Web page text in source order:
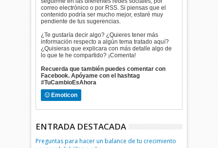
correo electrónico o por RSS. Si piensas que el
contenido podría ser mucho mejor, estaré muy
pendiente de tus sugerencias.
¿Te gustaría decir algo? ¿Quieres tener más
información respecto a algún tema tratado aquí?
¿Quisieras que explicara con más detalle algo de
lo que te he compartido? ¡Comenta!
Recuerda que también puedes comentar con
Facebook. Apóyame con el hashtag
#TuCambioEsAhora
Emoticon
ENTRADA DESTACADA
Preguntas para hacer un balance de tu crecimiento